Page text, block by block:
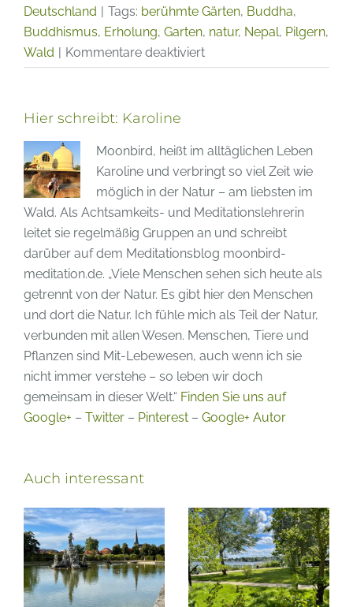
Deutschland
Tags: berühmte Gärten, Buddha,
Buddhismus, Erholung, Garten, natur, Nepal, Pilgern,
Wald
Kommentare deaktiviertfür
Ein
Himalaya-
Pavillon
in
Wiesent
Hier schreibt: Karoline
Moonbird, heißt im alltäglichen Leben
Karoline und verbringt so viel Zeit wie
möglich in der Natur – am liebsten im
Wald. Als Achtsamkeits- und Meditationslehrerin
leitet sie regelmäßig Gruppen an und schreibt
darüber auf dem Meditationsblog moonbird-
meditation.de. „Viele Menschen sehen sich heute als
getrennt von der Natur. Es gibt hier den Menschen
und dort die Natur. Ich fühle mich als Teil der Natur,
verbunden mit allen Wesen. Menschen, Tiere und
Pflanzen sind Mit-Lebewesen, auch wenn ich sie
nicht immer verstehe – so leben wir doch
gemeinsam in dieser Welt.“ Finden Sie uns auf
Google+ – Twitter – Pinterest – Google+ Autor
Auch interessant